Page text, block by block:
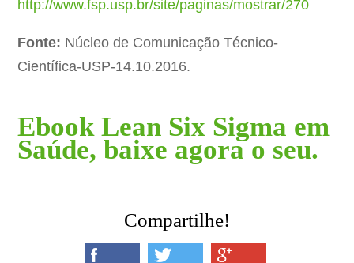
http://www.fsp.usp.br/site/paginas/mostrar/270
Fonte: Núcleo de Comunicação Técnico-
Científica-USP-14.10.2016.
Ebook Lean Six Sigma em
Saúde, baixe agora o seu.
Compartilhe!